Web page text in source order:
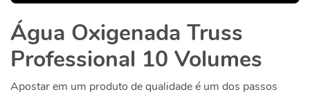
Água Oxigenada Truss
Professional 10 Volumes
Apostar em um produto de qualidade é um dos passos